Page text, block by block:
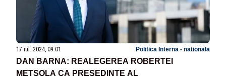
17 iul. 2024, 09:01 Politica Interna - nationala
DAN BARNA: REALEGEREA ROBERTEI
METSOLA CA PREŞEDINTE AL